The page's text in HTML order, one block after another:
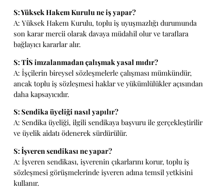
S: Yüksek Hakem Kurulu ne iş yapar?
A: Yüksek Hakem Kurulu, toplu iş uyuşmazlığı durumunda
son karar mercii olarak davaya müdahil olur ve taraflara
bağlayıcı kararlar alır.
S: TİS imzalanmadan çalışmak yasal mıdır?
A: İşçilerin bireysel sözleşmelerle çalışması mümkündür,
ancak toplu iş sözleşmesi haklar ve yükümlülükler açısından
daha kapsayıcıdır.
S: Sendika üyeliği nasıl yapılır?
A: Sendika üyeliği, ilgili sendikaya başvuru ile gerçekleştirilir
ve üyelik aidatı ödenerek sürdürülür.
S: İşveren sendikası ne yapar?
A: İşveren sendikası, işverenin çıkarlarını korur, toplu iş
sözleşmesi görüşmelerinde işveren adına temsil yetkisini
kullanır.